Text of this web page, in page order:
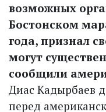
возможных
Бостонском
года, признал
могут
сообщили
Диас Кадырбаев
перед